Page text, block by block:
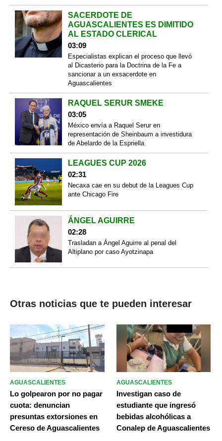
SACERDOTE DE
AGUASCALIENTES ES DIMITIDO
AL ESTADO CLERICAL
03:09
Especialistas explican el proceso que llevó
al Dicasterio para la Doctrina de la Fe a
sancionar a un exsacerdote en
Aguascalientes
RAQUEL SERUR SMEKE
03:05
México envía a Raquel Serur en
representación de Sheinbaum a investidura
de Abelardo de la Espriella
LEAGUES CUP 2026
02:31
Necaxa cae en su debut de la Leagues Cup
ante Chicago Fire
ÁNGEL AGUIRRE
02:28
Trasladan a Ángel Aguirre al penal del
Altiplano por caso Ayotzinapa
Otras noticias que te pueden interesar
AGUASCALIENTES
Lo golpearon por no pagar
cuota: denuncian
presuntas extorsiones en
Cereso de Aguascalientes
AGUASCALIENTES
Investigan caso de
estudiante que ingresó
bebidas alcohólicas a
Conalep de Aguascalientes